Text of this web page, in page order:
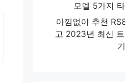
모델 5가지
아낌없이 추천
고 2023년 최신
기